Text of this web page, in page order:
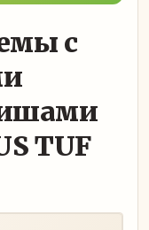
с
TUF